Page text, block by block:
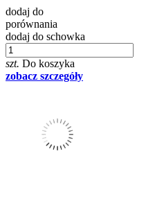
dodaj do
porównania
dodaj do schowka
szt. Do koszyka
zobacz szczegóły